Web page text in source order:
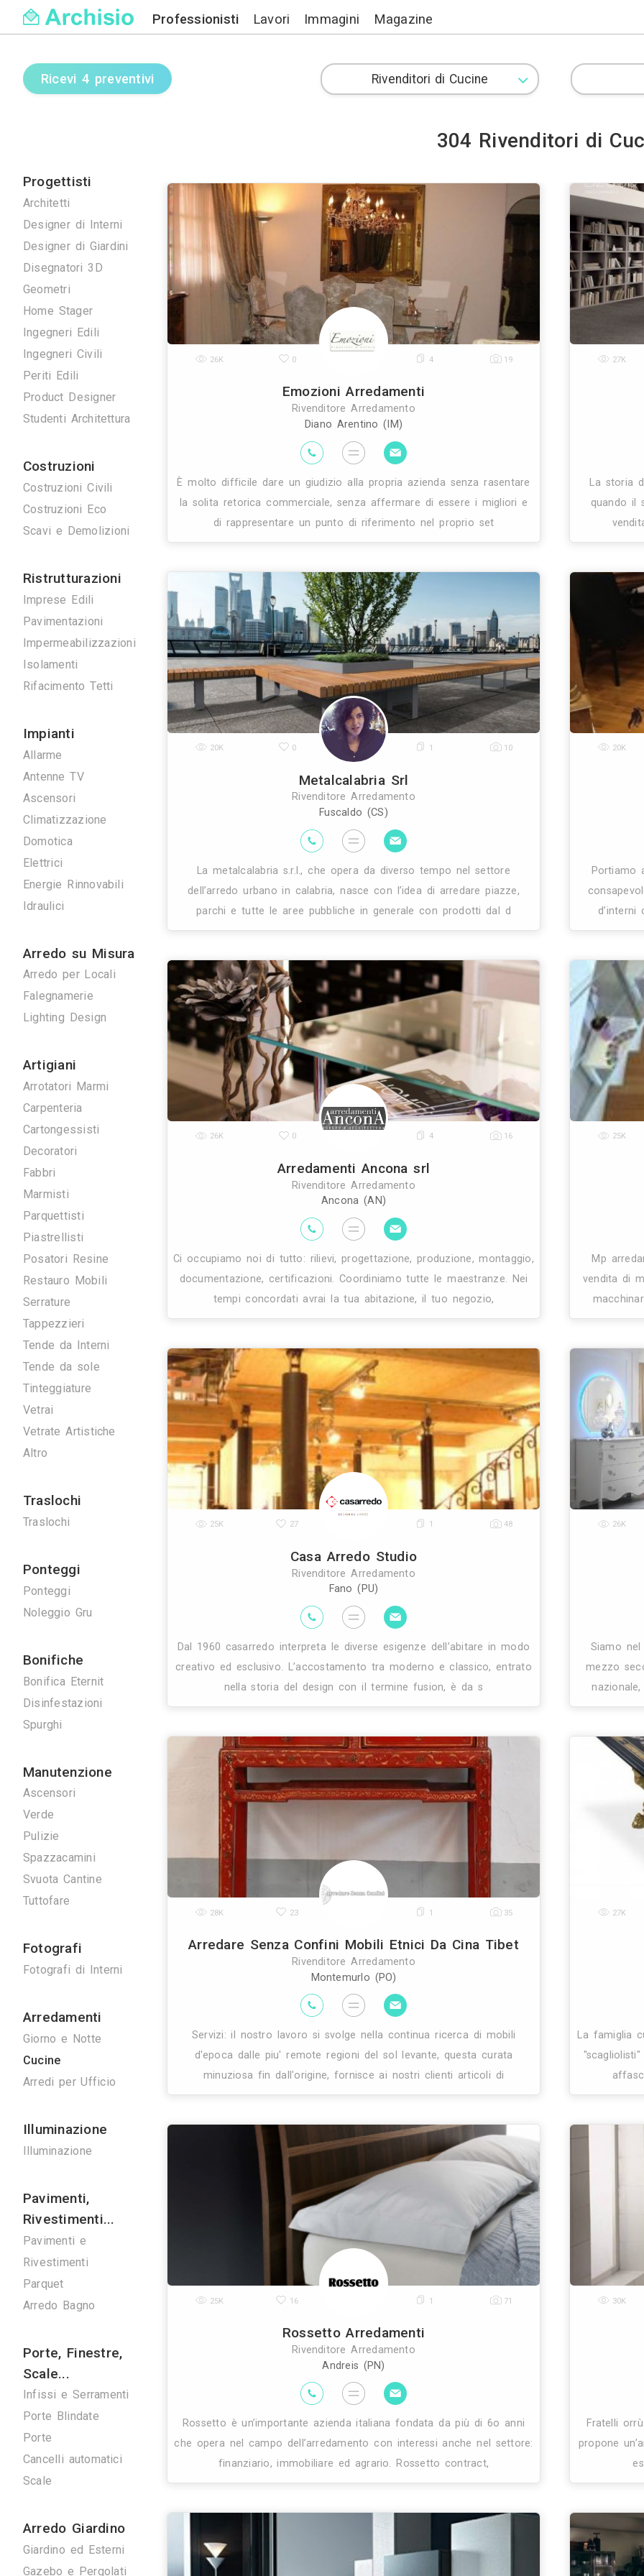
Professionisti Lavori Immagini
Progettisti
Architetti
Designer di Interni
Designer di Giardini
Disegnatori 3D
Geometri
Home Stager
Ingegneri Edili
Periti Edili
Product Designer
Studenti Architettura
Costruzioni
Costruzioni Civili
Costruzioni Eco
Scavi e Demolizioni
Imprese Edili
Pavimentazioni
Impermeabilizzazioni
Rifacimento Tetti
Impianti
Antenne TV
Ascensori
Climatizzazione
Elettrici
Energie Rinnovabili
Idraulici
Arredo su Misura
Arredo per Locali
Falegnamerie
Lighting Design
Artigiani
Arrotatori Marmi
Carpenteria
Cartongessisti
Decoratori
Marmisti
Parquettisti
Posatori Resine
Restauro Mobili
Tappezzieri
Tende da Interni
Tende da sole
Tinteggiature
Vetrate Artistiche
Altro
Traslochi
Traslochi
Ponteggi
Noleggio Gru
Bonifiche
Disinfestazioni
Spurghi
Manutenzione
Ascensori
Verde
Pulizie
Svuota Cantine
Tuttofare
Fotografi
Fotografi di Interni
Arredamenti
Giorno e Notte
Ricevi 4 preventivi
304
Emozioni Arredamenti
Rivenditore Arredamento
Diano Arentino (IM)
0
È molto difficile dare un giudizio alla propria azienda senza
la solita retorica commerciale, senza affermare di essere i migliori
di rappresentare un punto di riferimento nel proprio set
Metalcalabria Srl
Rivenditore Arredamento
Fuscaldo (CS)
La metalcalabria s.r.l., che opera da diverso tempo nel settore
dell’arredo urbano in calabria, nasce con l’idea di arredare piazze,
parchi e tutte le aree pubbliche in generale con prodotti dal d
Arredamenti Ancona srl
Rivenditore Arredamento
Ancona (AN)
26K 0 4 16
Ci occupiamo noi di tutto: rilievi, progettazione, produzione,
documentazione, certificazioni. Coordiniamo tutte le maestranze.
tempi concordati avrai la tua abitazione, il tuo negozio,
Casa Arredo Studio
Rivenditore Arredamento
25K
Dal 1960 casarredo interpreta le diverse esigenze dell’abitare in
creativo ed esclusivo. L’accostamento tra moderno e classico,
Arredare Senza Confini Mobili Etnici Da Cina
Montemurlo (PO)
23
Servizi: il nostro lavoro si svolge nella continua ricerca di mobili
d'epoca dalle piu' remote regioni del sol levante, questa curata